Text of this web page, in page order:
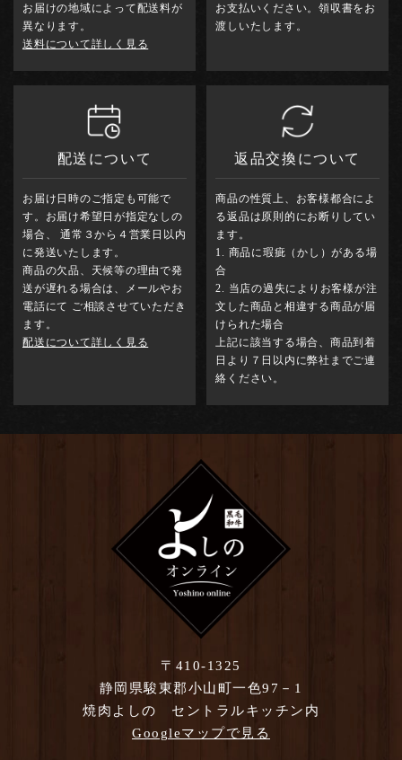
お届けの地域によって配送料が
異なります。
送料について詳しく見る
お支払いください。領収書をお
渡しいたします。
配送について
お届け日時のご指定も可能で
す。お届け希望日が指定なしの
場合、
通常３から４営業日以内
に発送いたします。
商品の欠品、天候等の理由で発
送が遅れる場合は、メールやお
電話にて
ご相談させていただき
ます。
配送について詳しく見る
返品交換について
商品の性質上、お客様都合によ
る返品は原則的にお断りしてい
ます。
1. 商品に瑕疵（かし）がある場
合
2. 当店の過失によりお客様が注
文した商品と相違する商品が届
けられた場合
上記に該当する場合、商品到着
日より７日以内に弊社までご連
絡ください。
〒410-1325
静岡県駿東郡小山町一色97－1
焼肉よしの セントラルキッチン内
Googleマップで見る